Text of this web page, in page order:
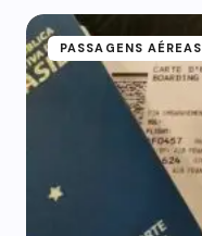
PASSAGENS AÉREAS